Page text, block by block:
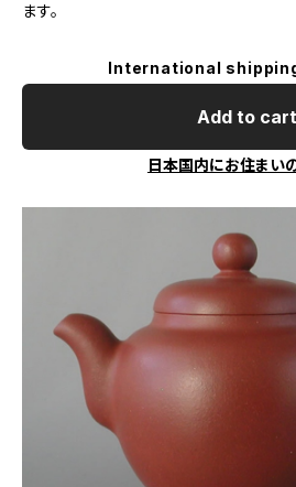
ます。
International
Add to cart
日本国内にお住まい